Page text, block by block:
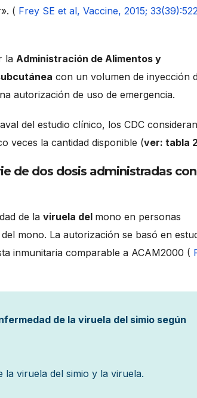
( Frey SE et al, Vaccine, 2015;
la Administración de Alimentos y
con un volumen de inyección
autorización de uso de emergencia.
del estudio clínico, los CDC
veces la cantidad disponible (ver: tabla
de dos dosis administradas
de la viruela del mono en personas
mono. La autorización se basó en
inmunitaria comparable a ACAM2000 (
de la viruela del simio según
viruela del simio y la viruela.